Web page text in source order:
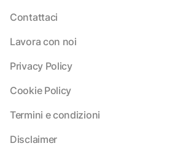
Contattaci
Lavora con noi
Privacy Policy
Cookie Policy
Termini e condizioni
Disclaimer